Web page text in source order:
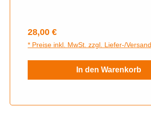
Regulärer Preis:
28,00 €
* Preise inkl. MwSt. zzgl. Liefer-/
In den Warenkorb